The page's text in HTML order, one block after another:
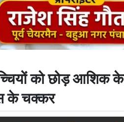
को छोड़ आशिक के
के चक्कर